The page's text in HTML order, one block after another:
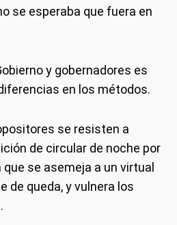
se esperaba que fuera en
y gobernadores es
en los métodos.
se resisten a
de circular de noche por
se asemeja a un virtual
de queda, y vulnera los